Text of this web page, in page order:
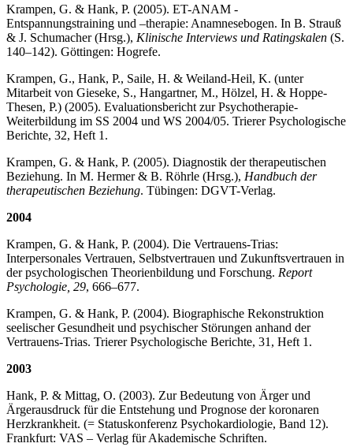
Krampen, G. & Hank, P. (2005). ET-ANAM -
Entspannungstraining und –therapie: Anamnesebogen. In B. Strauß
& J. Schumacher (Hrsg.), Klinische Interviews und Ratingskalen (S.
140–142). Göttingen: Hogrefe.
Krampen, G., Hank, P., Saile, H. & Weiland-Heil, K. (unter
Mitarbeit von Gieseke, S., Hangartner, M., Hölzel, H. & Hoppe-
Thesen, P.) (2005). Evaluationsbericht zur Psychotherapie-
Weiterbildung im SS 2004 und WS 2004/05. Trierer Psychologische
Berichte, 32, Heft 1.
Krampen, G. & Hank, P. (2005). Diagnostik der therapeutischen
Beziehung. In M. Hermer & B. Röhrle (Hrsg.), Handbuch der
therapeutischen Beziehung. Tübingen: DGVT-Verlag.
2004
Krampen, G. & Hank, P. (2004). Die Vertrauens-Trias:
Interpersonales Vertrauen, Selbstvertrauen und Zukunftsvertrauen in
der psychologischen Theorienbildung und Forschung. Report
Psychologie, 29, 666–677.
Krampen, G. & Hank, P. (2004). Biographische Rekonstruktion
seelischer Gesundheit und psychischer Störungen anhand der
Vertrauens-Trias. Trierer Psychologische Berichte, 31, Heft 1.
2003
Hank, P. & Mittag, O. (2003). Zur Bedeutung von Ärger und
Ärgerausdruck für die Entstehung und Prognose der koronaren
Herzkrankheit. (= Statuskonferenz Psychokardiologie, Band 12).
Frankfurt: VAS – Verlag für Akademische Schriften.